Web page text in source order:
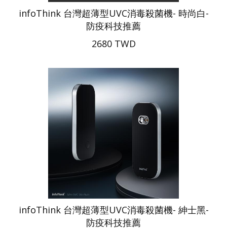
infoThink 台灣超薄型UVC消毒殺菌機- 時尚白-
防疫科技推薦
2680 TWD
infoThink 台灣超薄型UVC消毒殺菌機- 紳士黑-
防疫科技推薦